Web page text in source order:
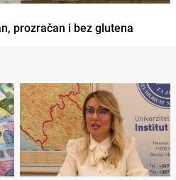
prozračan i bez glutena